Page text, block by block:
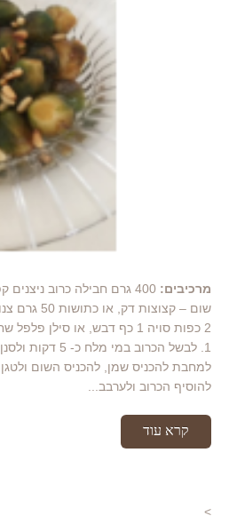
מרכיבים:
שום –
2 כפות סויה 1 כף דבש, או סילן פלפל שחור לפי הטעם
למחבת להכניס שמן, להכניס השום
להוסיף הכרוב ולערבב...
קרא עוד
>